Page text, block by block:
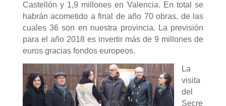
Castellón y 1,9 millones en Valencia. En total se
habrán acometido a final de año 70 obras, de las
cuales 36 son en nuestra provincia. La previsión
para el año 2018 es invertir más de 9 millones de
euros gracias fondos europeos.
La
visita
del
Secre